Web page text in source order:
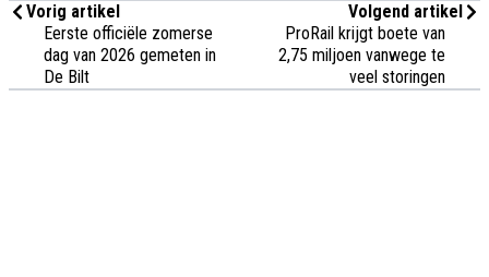
Vorig artikel
Eerste officiële zomerse
dag van 2026 gemeten in
De Bilt
Volgend artikel
ProRail krijgt boete van
2,75 miljoen vanwege te
veel storingen